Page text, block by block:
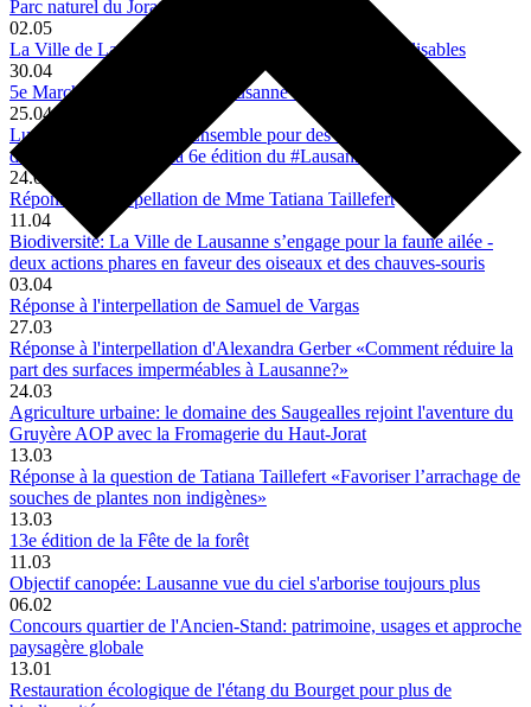
Parc naturel du Jorat
02.05
La Ville de Lausanne se lance dans les bouteilles réutilisables
30.04
5e Marché aux plantons de Lausanne avec ProSpeciaRara
25.04
Lutte contre le littering: Ensemble pour des espaces publics sans
déchets - participez à la 6e édition du #LausannePlogging!
24.04
Réponse à l'interpellation de Mme Tatiana Taillefert
11.04
Biodiversité: La Ville de Lausanne s’engage pour la faune ailée -
deux actions phares en faveur des oiseaux et des chauves-souris
03.04
Réponse à l'interpellation de Samuel de Vargas
27.03
Réponse à l'interpellation d'Alexandra Gerber «Comment réduire la
part des surfaces imperméables à Lausanne?»
24.03
Agriculture urbaine: le domaine des Saugealles rejoint l'aventure du
Gruyère AOP avec la Fromagerie du Haut-Jorat
13.03
Réponse à la question de Tatiana Taillefert «Favoriser l’arrachage de
souches de plantes non indigènes»
13.03
13e édition de la Fête de la forêt
11.03
Objectif canopée: Lausanne vue du ciel s'arborise toujours plus
06.02
Concours quartier de l'Ancien-Stand: patrimoine, usages et approche
paysagère globale
13.01
Restauration écologique de l'étang du Bourget pour plus de